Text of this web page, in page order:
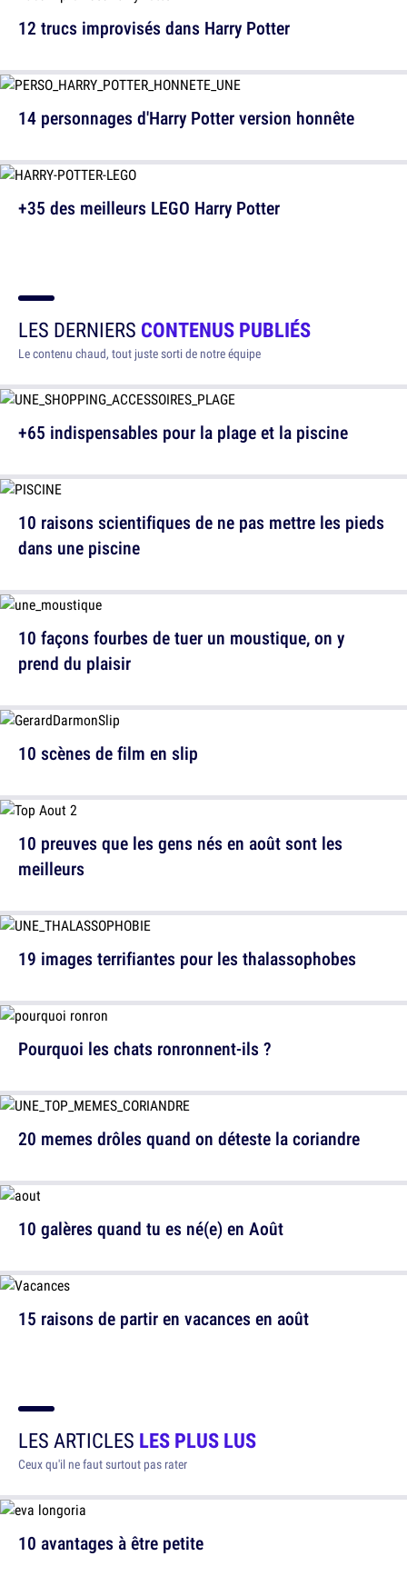
12 trucs improvisés dans Harry Potter
+35 des meilleurs LEGO Harry Potter
14 personnages d'Harry Potter version honnête
LES DERNIERS CONTENUS PUBLIÉS
Le contenu chaud, tout juste sorti de notre équipe
+65 indispensables pour la plage et la piscine
10 façons fourbes de tuer un moustique, on y
prend du plaisir
10 preuves que les gens nés en août sont les
meilleurs
Pourquoi les chats ronronnent-ils ?
10 galères quand tu es né(e) en Août
10 raisons scientifiques de ne pas mettre les pieds
dans une piscine
10 scènes de film en slip
19 images terrifiantes pour les thalassophobes
20 memes drôles quand on déteste la coriandre
15 raisons de partir en vacances en août
LES ARTICLES LES PLUS LUS
Ceux qu'il ne faut surtout pas rater
10 avantages à être petite